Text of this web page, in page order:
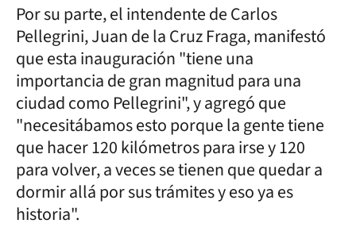
Por su parte, el intendente de Carlos
Pellegrini, Juan de la Cruz Fraga, manifestó
que esta inauguración "tiene una
importancia de gran magnitud para una
ciudad como Pellegrini", y agregó que
"necesitábamos esto porque la gente tiene
que hacer 120 kilómetros para irse y 120
para volver, a veces se tienen que quedar a
dormir allá por sus trámites y eso ya es
historia".